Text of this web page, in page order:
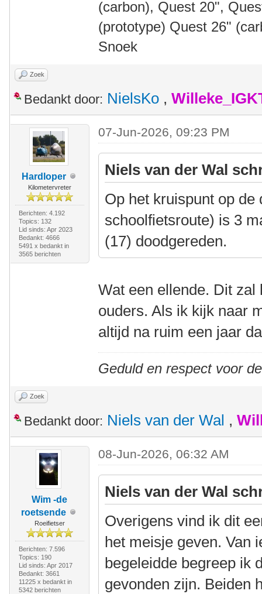
(carbon), Quest 20",
(prototype) Quest 26"
Snoek
Zoek
Bedankt door: NielsKo ,
Hardloper
Kilometervreter
Berichten: 4.192
Topics: 132
Lid sinds: Apr 2023
Bedankt: 4666
5491 x bedankt in
3565 berichten
07-Jun-2026, 09:23 PM
Niels van der Wal
Op het kruispunt op
schoolfietsroute) is 3
(17) doodgereden.
Wat een ellende. Dit
ouders. Als ik kijk naar
altijd na ruim een jaar
Geduld en respect voor
Zoek
Bedankt door: Niels van der Wal ,
Wim -de
roetsende
Roeifietser
Berichten: 7.596
Topics: 190
Lid sinds: Apr 2017
Bedankt: 3661
11225 x bedankt in
5342 berichten
08-Jun-2026, 06:32 AM
Niels van der Wal
Overigens vind ik dit
het meisje geven. Van
begeleidde begreep ik
gevonden zijn. Beiden